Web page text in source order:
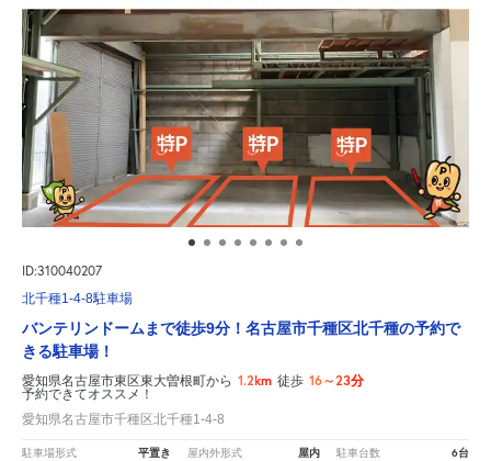
ID:310040207
北千種1-4-8駐車場
バンテリンドームまで徒歩9分！名古屋市千種区北千種の予約で
きる駐車場！
愛知県名古屋市東区東大曽根町から 1.2km 徒歩 16～23分
予約できてオススメ！
愛知県名古屋市千種区北千種1-4-8
駐車場形式 平置き 屋内外形式 屋内 駐車台数 6台